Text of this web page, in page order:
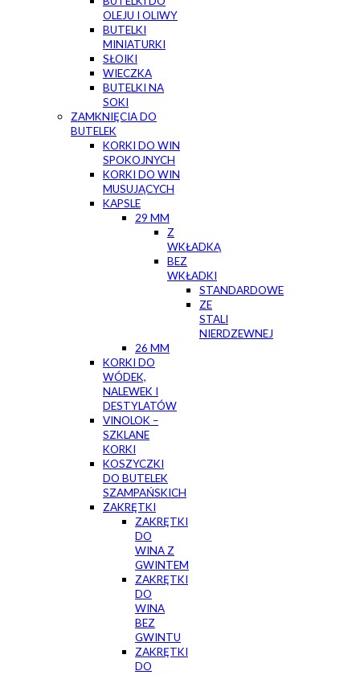
OLEJU I OLIWY
BUTELKI
MINIATURKI
SŁOIKI
WIECZKA
BUTELKI NA
SOKI
ZAMKNIĘCIA DO
BUTELEK
KORKI DO WIN
SPOKOJNYCH
KORKI DO WIN
MUSUJĄCYCH
KAPSLE
29 MM
Z
WKŁADKĄ
BEZ
WKŁADKI
STANDARDOWE
ZE
STALI
NIERDZEWNEJ
26 MM
KORKI DO
WÓDEK,
NALEWEK I
DESTYLATÓW
VINOLOK –
SZKLANE
KORKI
KOSZYCZKI
DO BUTELEK
SZAMPAŃSKICH
ZAKRĘTKI
ZAKRĘTKI
DO
WINA Z
GWINTEM
ZAKRĘTKI
DO
WINA
BEZ
GWINTU
ZAKRĘTKI
DO